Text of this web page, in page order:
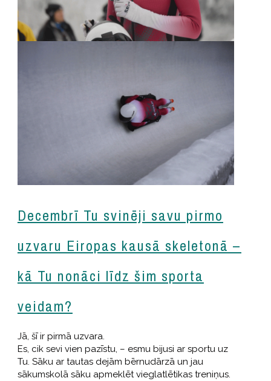
Decembrī Tu svinēji savu pirmo
uzvaru Eiropas kausā skeletonā –
kā Tu nonāci līdz šim sporta
veidam?
Jā, šī ir pirmā uzvara.
Es, cik sevi vien pazīstu, – esmu bijusi ar sportu uz
Tu. Sāku ar tautas dejām bērnudārzā un jau
sākumskolā sāku apmeklēt vieglatlētikas treniņus.